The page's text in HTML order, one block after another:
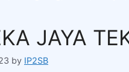
JAYA
by IP2SB